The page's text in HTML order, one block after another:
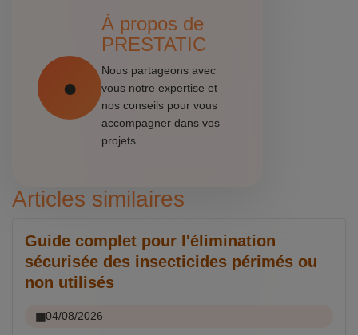
À propos de
PRESTATIC
Nous partageons avec
vous notre expertise et
nos conseils pour vous
accompagner dans vos
projets.
Articles similaires
Guide complet pour l'élimination
sécurisée des insecticides périmés ou
non utilisés
04/08/2026